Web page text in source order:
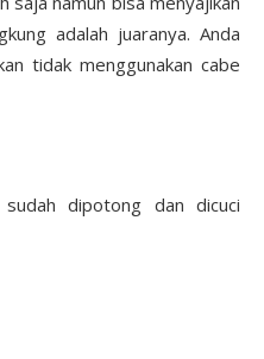
adalah juaranya. Anda
tidak menggunakan cabe
dipotong dan dicuci